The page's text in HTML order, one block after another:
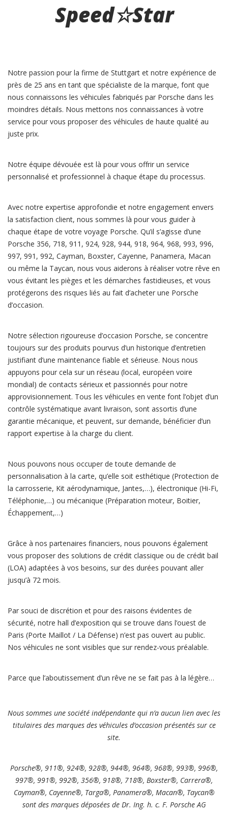
Speed☆Star
Notre passion pour la firme de Stuttgart et notre expérience de
près de 25 ans en tant que spécialiste de la marque, font que
nous connaissons les véhicules fabriqués par Porsche dans les
moindres détails. Nous mettons nos connaissances à votre
service pour vous proposer des véhicules de haute qualité au
juste prix.
Notre équipe dévouée est là pour vous offrir un service
personnalisé et professionnel à chaque étape du processus.
Avec notre expertise approfondie et notre engagement envers
la satisfaction client, nous sommes là pour vous guider à
chaque étape de votre voyage Porsche. Qu’il s’agisse d’une
Porsche 356, 718, 911, 924, 928, 944, 918, 964, 968, 993, 996,
997, 991, 992, Cayman, Boxster, Cayenne, Panamera, Macan
ou même la Taycan, nous vous aiderons à réaliser votre rêve en
vous évitant les pièges et les démarches fastidieuses, et vous
protégerons des risques liés au fait d’acheter une Porsche
d’occasion.
Notre sélection rigoureuse d’occasion Porsche, se concentre
toujours sur des produits pourvus d’un historique d’entretien
justifiant d’une maintenance fiable et sérieuse. Nous nous
appuyons pour cela sur un réseau (local, européen voire
mondial) de contacts sérieux et passionnés pour notre
approvisionnement. Tous les véhicules en vente font l’objet d’un
contrôle systématique avant livraison, sont assortis d’une
garantie mécanique, et peuvent, sur demande, bénéficier d’un
rapport expertise à la charge du client.
Nous pouvons nous occuper de toute demande de
personnalisation à la carte, qu’elle soit esthétique (Protection de
la carrosserie, Kit aérodynamique, Jantes,…), électronique (Hi-Fi,
Téléphonie,…) ou mécanique (Préparation moteur, Boitier,
Échappement,…)
Grâce à nos partenaires financiers, nous pouvons également
vous proposer des solutions de crédit classique ou de crédit bail
(LOA) adaptées à vos besoins, sur des durées pouvant aller
jusqu’à 72 mois.
Par souci de discrétion et pour des raisons évidentes de
sécurité, notre hall d’exposition qui se trouve dans l’ouest de
Paris (Porte Maillot / La Défense) n’est pas ouvert au public.
Nos véhicules ne sont visibles que sur rendez-vous préalable.
Parce que l’aboutissement d’un rêve ne se fait pas à la légère…
Nous sommes une société indépendante qui n’a aucun lien avec les
titulaires des marques des véhicules d’occasion présentés sur ce
site.
Porsche®, 911®, 924®, 928®, 944®, 964®, 968®, 993®, 996®,
997®, 991®, 992®, 356®, 918®, 718®, Boxster®, Carrera®,
Cayman®, Cayenne®, Targa®, Panamera®, Macan®, Taycan®
sont des marques déposées de Dr. Ing. h. c. F. Porsche AG